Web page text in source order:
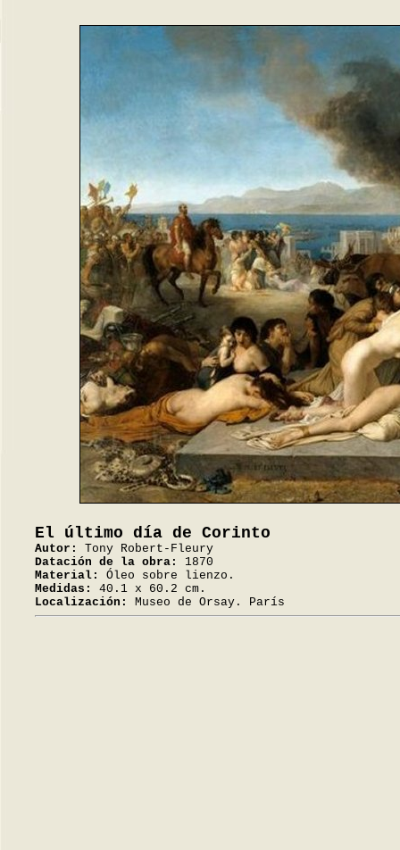
El último día de Corinto
Autor:
Tony Robert-Fleury
Datación de la obra:
1870
Material:
Óleo sobre lienzo.
Medidas:
40.1 x 60.2 cm.
Localización:
Museo de Orsay. París